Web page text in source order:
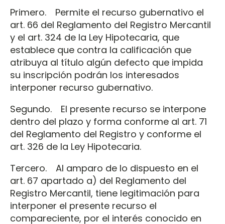
Primero. Permite el recurso gubernativo el
art. 66 del Reglamento del Registro Mercantil
y el art. 324 de la Ley Hipotecaria, que
establece que contra la calificación que
atribuya al título algún defecto que impida
su inscripción podrán los interesados
interponer recurso gubernativo.
Segundo. El presente recurso se interpone
dentro del plazo y forma conforme al art. 71
del Reglamento del Registro y conforme el
art. 326 de la Ley Hipotecaria.
Tercero. Al amparo de lo dispuesto en el
art. 67 apartado a) del Reglamento del
Registro Mercantil, tiene legitimación para
interponer el presente recurso el
compareciente, por el interés conocido en